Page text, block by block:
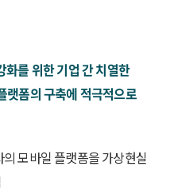
화를 위한 기업 간 치열한
랫폼의 구축에 적극적으로
모바일 플랫폼을 가상현실